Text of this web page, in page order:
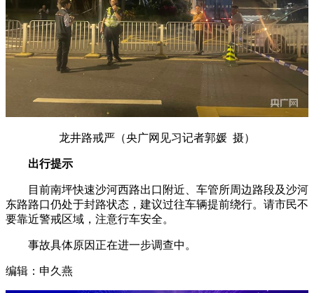
龙井路戒严（央广网见习记者郭媛 摄）
出行提示
目前南坪快速沙河西路出口附近、车管所周边路段及沙河
东路路口仍处于封路状态，建议过往车辆提前绕行。请市民不
要靠近警戒区域，注意行车安全。
事故具体原因正在进一步调查中。
编辑：申久燕